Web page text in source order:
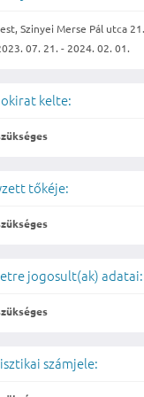
Szinyei Merse Pál utca
07. 21. - 2024. 02. 01.
kelte:
tőkéje:
jogosult(ak) adatai:
számjele: